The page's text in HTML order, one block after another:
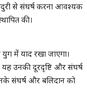
से संघर्ष करना आवश्यक
की।
में याद रखा जाएगा।
उनकी दूरदृष्टि और संघर्ष
संघर्ष और बलिदान को